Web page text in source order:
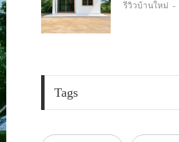
รีวิวบ้านใหม่ -
Tags